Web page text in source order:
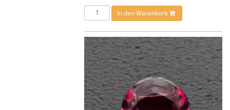
In den Warenkorb